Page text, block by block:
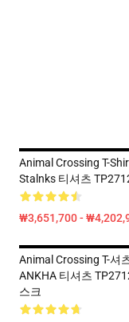
Animal Crossing T-
Stalnks 티셔츠
₩3,651,700 -
Animal Crossing T-셔
ANKHA 티셔츠
스크